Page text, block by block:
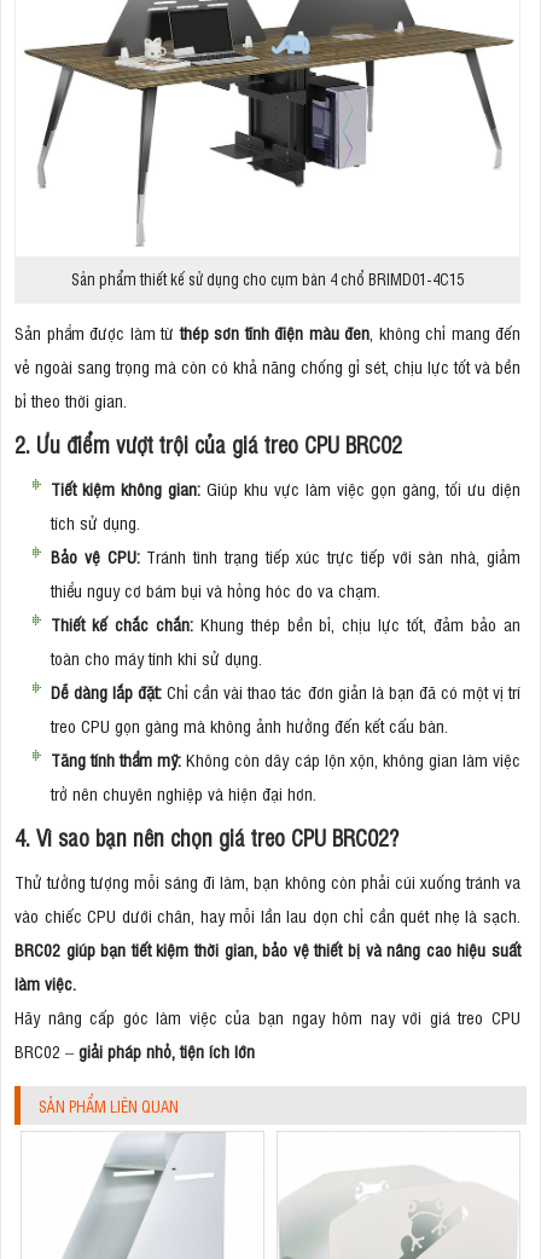
Sản phẩm thiết kế sử dụng cho cụm bàn 4 chổ BRIMD01-4C15
Sản phẩm được làm từthép sơn tĩnh điện màu đen , không chỉ mang đến
vẻ ngoài sang trọng mà còn có khả năng chống gỉ sét, chịu lực tốt và bền
bỉ theo thời gian.
2. Ưu điểm vượt trội của giá treo CPU BRC02
Tiết kiệm không gian: Giúp khu vực làm việc gọn gàng, tối ưu diện
tích sử dụng.
Bảo vệ CPU:Tránh tình trạng tiếp xúc trực tiếp với sàn nhà, giảm
thiểu nguy cơ bám bụi và hỏng hóc do va chạm.
Thiết kế chắc chắn:Khung thép bền bỉ, chịu lực tốt, đảm bảo an
toàn cho máy tính khi sử dụng.
Dễ dàng lắp đặt: Chỉ cần vài thao tác đơn giản là bạn đã có một vị trí
treo CPU gọn gàng mà không ảnh hưởng đến kết cấu bàn.
Tăng tính thẩm mỹ: Không còn dây cáp lộn xộn, không gian làm việc
trở nên chuyên nghiệp và hiện đại hơn.
4. Vì sao bạn nên chọn giá treo CPU BRC02?
Thử tưởng tượng mỗi sáng đi làm, bạn không còn phải cúi xuống tránh va
vào chiếc CPU dưới chân, hay mỗi lần lau dọn chỉ cần quét nhẹ là sạch.
BRC02 giúp bạn tiết kiệm thời gian, bảo vệ thiết bị và nâng cao hiệu suất
làm việc.
Hãy nâng cấp góc làm việc của bạn ngay hôm nay với giá treo CPU
BRC02 – giải pháp nhỏ, tiện ích lớn
SẢN PHẨM LIÊN QUAN